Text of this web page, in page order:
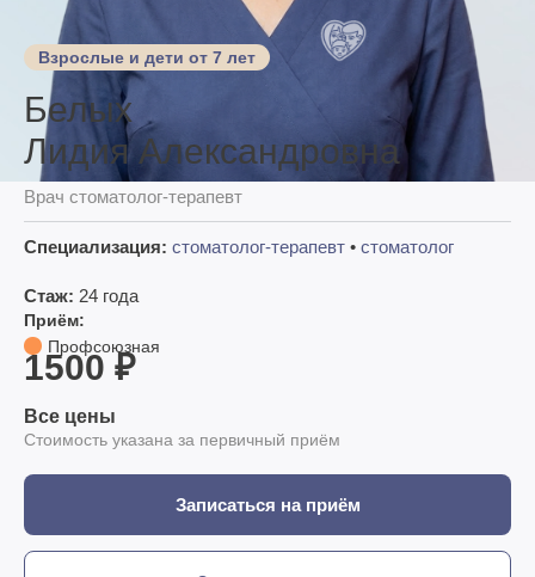
Взрослые и дети от 7 лет
Белых
Лидия Александровна
Врач стоматолог-терапевт
Специализация: стоматолог-терапевт • стоматолог
Стаж: 24 года
Приём:
Профсоюзная
1500 ₽
Все цены
Стоимость указана за первичный приём
Записаться на приём